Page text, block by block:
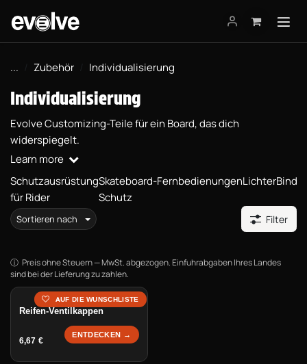
... Zubehör Individualisierung
Individualisierung
Evolve Customizing-Teile für ein Board, das dich
widerspiegelt.
Learn more
Schutzausrüstung
für Rider
Skateboard-
Schutz
FernbedienungenLichter
Sortieren nach Filter
Preis ohne Steuern — MwSt. abgezogen. Einfuhrabgaben Ihres Landes
sind bei der Lieferung zu zahlen.
Reifen-Ventilkappen
6,67 €
ENTDECKEN →
AUF DIE WUNSCHLISTE